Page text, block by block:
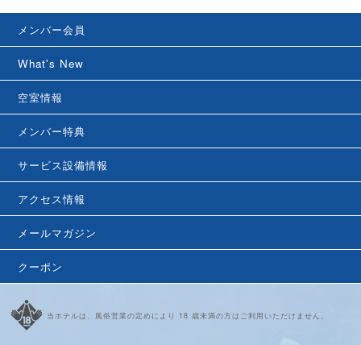
メンバー会員
What's New
空室情報
メンバー特典
サービス設備情報
アクセス情報
メールマガジン
クーポン
当ホテルは、風俗営業の定めにより 18 歳未満の方はご利用いただけません。